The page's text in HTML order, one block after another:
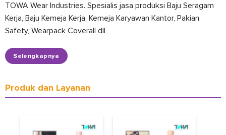
TOWA Wear Industries. Spesialis jasa produksi Baju Seragam
Kerja, Baju Kemeja Kerja, Kemeja Karyawan Kantor, Pakian
Safety, Wearpack Coverall dll
Selengkapnya
Produk dan Layanan